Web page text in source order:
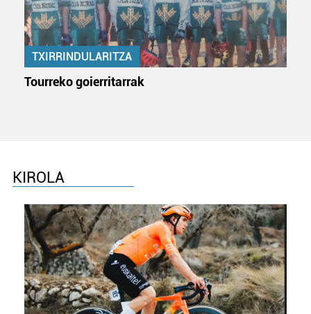
TXIRRINDULARITZA
Tourreko goierritarrak
KIROLA